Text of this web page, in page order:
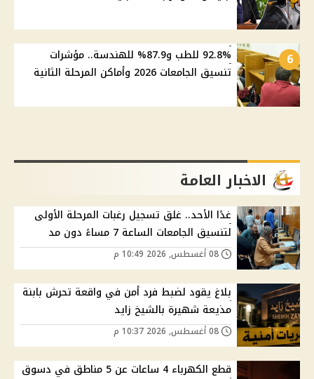
6
92.8% للطب و87.9% للهندسة.. مؤشرات
تنسيق الجامعات 2026 وأماكن المرحلة الثانية
الاخبار العامة
غدًا الأحد.. غلق تسجيل رغبات المرحلة الأولى
لتنسيق الجامعات الساعة 7 مساءً دون مد
بلاغ يقود لضبط فرد أمن في واقعة تحرش بابنة
مذيعة شهيرة بالشيخ زايد
قطع الكهرباء 4 ساعات عن 5 مناطق في دسوق